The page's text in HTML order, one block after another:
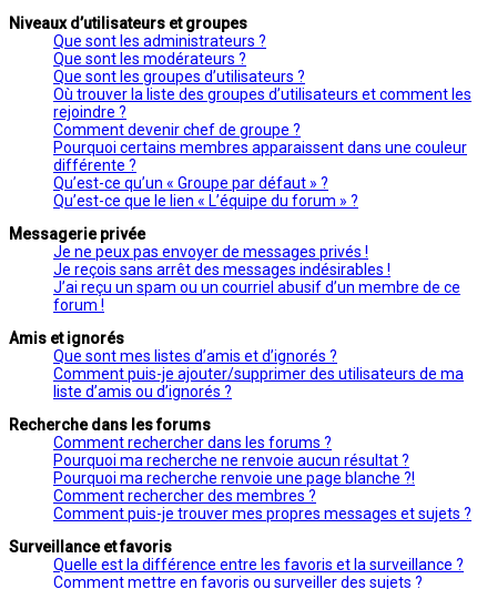
Niveaux d’utilisateurs et groupes
Que sont les administrateurs ?
Que sont les modérateurs ?
Que sont les groupes d’utilisateurs ?
Où trouver la liste des groupes d’utilisateurs et comment les
rejoindre ?
Comment devenir chef de groupe ?
Pourquoi certains membres apparaissent dans une couleur
différente ?
Qu’est-ce qu’un « Groupe par défaut » ?
Qu’est-ce que le lien « L’équipe du forum » ?
Messagerie privée
Je ne peux pas envoyer de messages privés !
Je reçois sans arrêt des messages indésirables !
J’ai reçu un spam ou un courriel abusif d’un membre de ce
forum !
Amis et ignorés
Que sont mes listes d’amis et d’ignorés ?
Comment puis-je ajouter/supprimer des utilisateurs de ma
liste d’amis ou d’ignorés ?
Recherche dans les forums
Comment rechercher dans les forums ?
Pourquoi ma recherche ne renvoie aucun résultat ?
Pourquoi ma recherche renvoie une page blanche ?!
Comment rechercher des membres ?
Comment puis-je trouver mes propres messages et sujets ?
Surveillance et favoris
Quelle est la différence entre les favoris et la surveillance ?
Comment mettre en favoris ou surveiller des sujets ?